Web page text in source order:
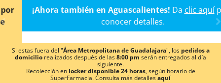
< div class="carousel-inner">
¡Ahora también en Aguascalientes!Daclic aquípara
conocer detalles.
domiciliorealizados después de las8:00 pmserán entregados al día
siguiente.
Recolección enlocker disponible 24 horas, según horario de
SuperFarmacia. Consulta más detalles